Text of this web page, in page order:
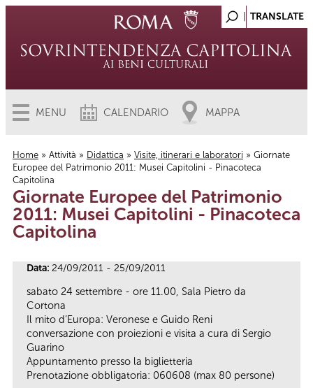
MENU CALENDARIO MAPPA
Tu sei qui
Home » Attività » Didattica » Visite, itinerari e laboratori » Giornate
Europee del Patrimonio 2011: Musei Capitolini - Pinacoteca
Capitolina
Giornate Europee del Patrimonio
2011: Musei Capitolini - Pinacoteca
Capitolina
Data: 24/09/2011 - 25/09/2011
sabato 24 settembre - ore 11.00, Sala Pietro da
Cortona
Il mito d’Europa: Veronese e Guido Reni
conversazione con proiezioni e visita a cura di Sergio
Guarino
Appuntamento presso la biglietteria
Prenotazione obbligatoria: 060608 (max 80 persone)